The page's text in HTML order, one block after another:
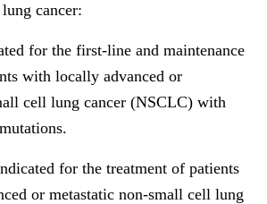
cancer:
for the first-line and maintenance
with locally advanced or
cell lung cancer (NSCLC) with
for the treatment of patients
or metastatic non-small cell lung